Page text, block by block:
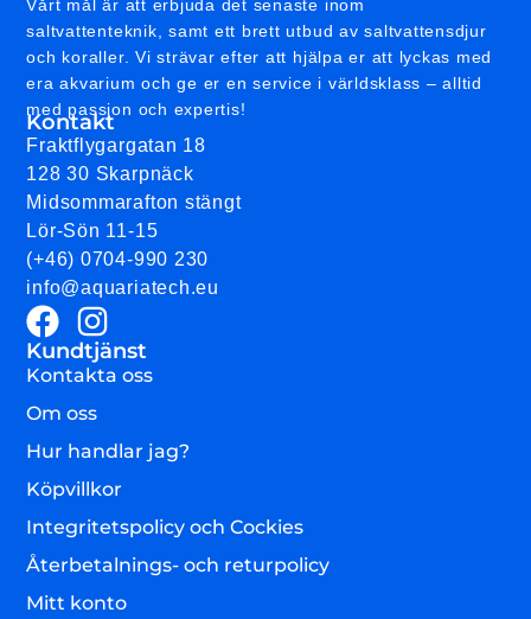
Vårt mål är att erbjuda det senaste inom
saltvattenteknik, samt ett brett utbud av saltvattensdjur
och koraller. Vi strävar efter att hjälpa er att lyckas med
era akvarium och ge er en service i världsklass – alltid
med passion och expertis!
Kontakt
Fraktflygargatan 18
128 30 Skarpnäck
Midsommarafton stängt
Lör-Sön 11-15
(+46) 0704-990 230
info@aquariatech.eu
Kundtjänst
Kontakta oss
Om oss
Hur handlar jag?
Köpvillkor
Integritetspolicy och Cockies
Återbetalnings- och returpolicy
Mitt konto